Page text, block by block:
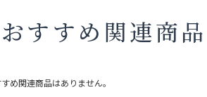
おすすめ関連商品
め関連商品はありません。